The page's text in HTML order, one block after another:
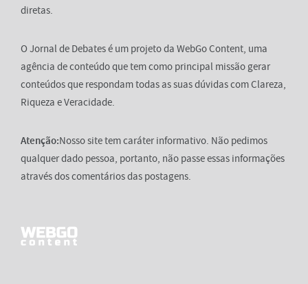
diretas.
O Jornal de Debates é um projeto da WebGo Content, uma
agência de conteúdo que tem como principal missão gerar
conteúdos que respondam todas as suas dúvidas com Clareza,
Riqueza e Veracidade.
Atenção:Nosso site tem caráter informativo. Não pedimos
qualquer dado pessoa, portanto, não passe essas informações
através dos comentários das postagens.